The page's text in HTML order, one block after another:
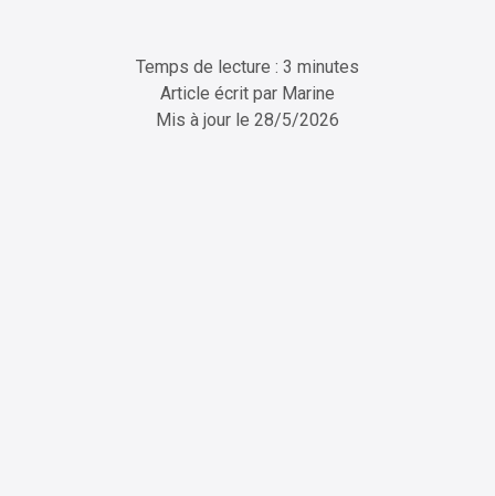
Temps de lecture : 3 minutes
Article écrit par Marine
Mis à jour le 28/5/2026